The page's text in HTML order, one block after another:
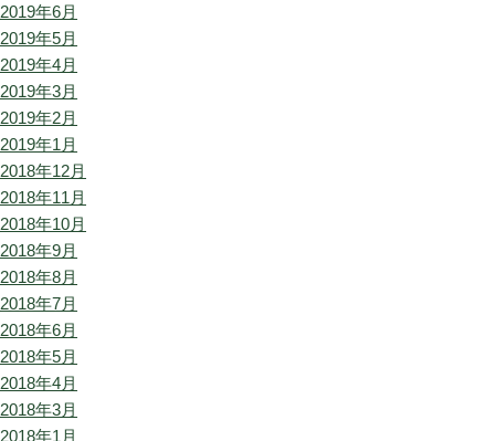
2019年6月
2019年5月
2019年4月
2019年3月
2019年2月
2019年1月
2018年12月
2018年11月
2018年10月
2018年9月
2018年8月
2018年7月
2018年6月
2018年5月
2018年4月
2018年3月
2018年1月